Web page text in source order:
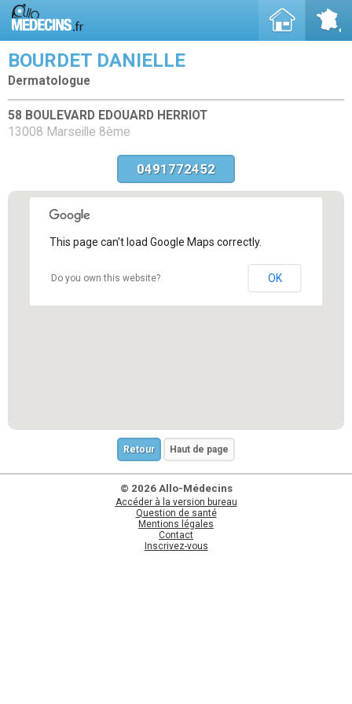
BOURDET DANIELLE
Dermatologue
58 BOULEVARD EDOUARD HERRIOT
13008 Marseille 8ème
0491772452
This page can't load Google Maps correctly.
Do you own this website? OK
Retour Haut de page
© 2026 Allo-Médecins
Accéder à la version bureau
Question de santé
Mentions légales
Contact
Inscrivez-vous